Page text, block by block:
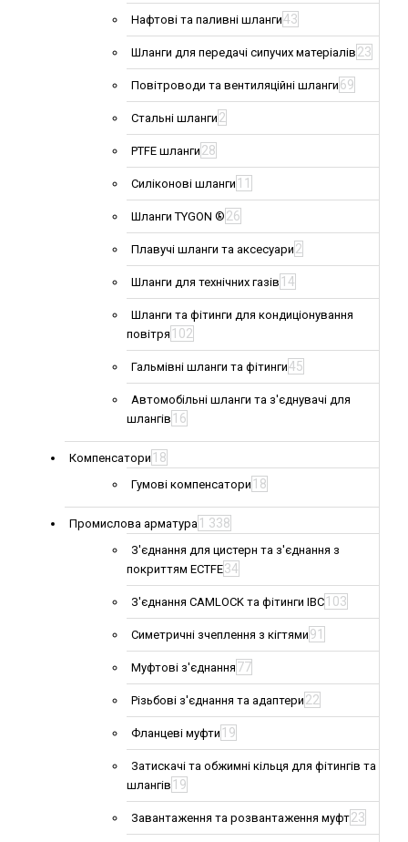
Нафтові та паливні шланги43
Шланги для передачі сипучих матеріалів 23
Повітроводи та вентиляційні шланги 69
Стальні шланги 2
PTFE шланги 28
Силіконові шланги 11
Шланги TYGON ® 26
Плавучі шланги та аксесуари 2
Шланги для технічних газів 14
Шланги та фітинги для кондиціонування
повітря 102
Гальмівні шланги та фітинги45
Автомобільні шланги та з'єднувачі для
шлангів 16
Компенсатори 18
Гумові компенсатори 18
Промислова арматура 1 338
З'єднання для цистерн та з'єднання з
покриттям ECTFE34
З'єднання CAMLOCK та фітинги IBC 103
Симетричні зчеплення з кігтями 91
Муфтові з'єднання 77
Різьбові з'єднання та адаптери 22
Фланцеві муфти 19
Затискачі та обжимні кільця для фітингів та
шлангів 19
Завантаження та розвантаження муфт23